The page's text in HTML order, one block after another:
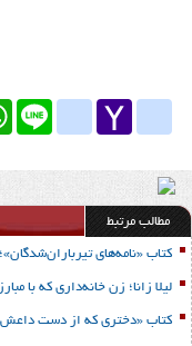
Line
Yahoo
yahoo_messenger
مطالب مرتبط
کتاب «نامه‌های
لیلا زانا؛ زن خانه‌داری که با
کتاب «دختری که از دست داعش